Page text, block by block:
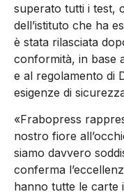
superato tutti i test,
dell’istituto che ha
è stata rilasciata
conformità, in base
e al regolamento di
esigenze di
«Frabopress
nostro fiore
siamo davvero
conferma
hanno tutte le carte